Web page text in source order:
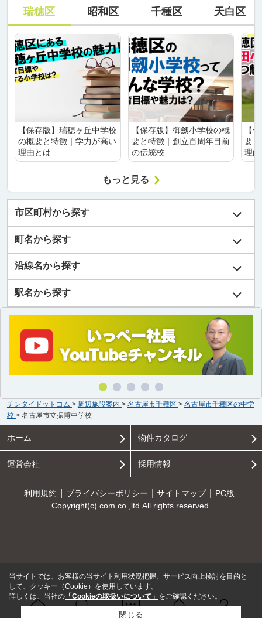
瑞穂区 昭和区 千種区 天白区
【保存版】瑞穂ヶ丘中学校
の概要と特徴｜学力が高い
理由とは
【保存版】御劔小学校の概
要と特徴｜創立百周年目前
の伝統校
【
要
理
もっと見る
市区町村から探す
町名から探す
沿線名から探す
駅名から探す
チンタイドットコム > 周辺施設案内 > 名古屋市千種区 > 名古屋市千種区の中学
校 > 名古屋市立振甫中学校
ホーム 物件カタログ
運営会社 採用情報
利用規約 プライバシーポリシー サイトマップ
PC版
Copyright(c) com.co.,ltd All rights reserved.
当サイトでは、お客様の当サイト利用状況把握、サービス向上検討を目的と
して、クッキー（Cookie）を使用しています。
詳しくは、当社の 「Cookieの取扱いについて」 をご確認ください。
閉じる